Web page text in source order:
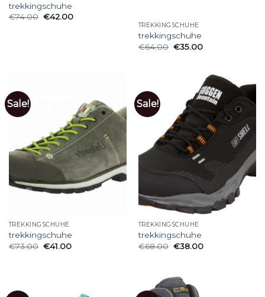
trekkingschuhe
€74.00 €42.00
TREKKINGSCHUHE
trekkingschuhe
€64.00 €35.00
Sale!
TREKKINGSCHUHE
trekkingschuhe
€73.00 €41.00
Sale!
TREKKINGSCHUHE
trekkingschuhe
€68.00 €38.00